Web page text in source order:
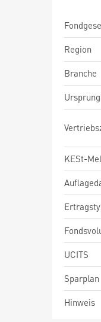
Region
Branche
KESt-
UCITS
Sparplan
Hinweis